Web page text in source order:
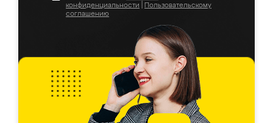
конфиденциальности
Пользовательскому
соглашению